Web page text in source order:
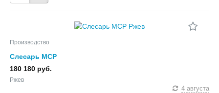
Производство
Слесарь МСР
180 180 руб.
Ржев
4 августа